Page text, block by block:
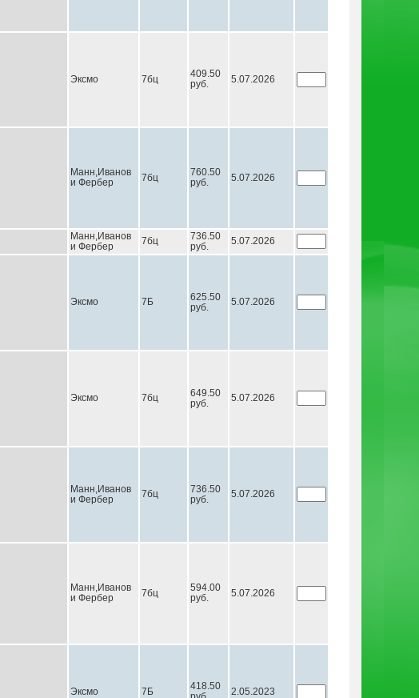
Эксмо 7бц
409.50
руб.
5.07.2026
Манн,Иванов
и Фербер
7бц
760.50
руб.
5.07.2026
Манн,Иванов
и Фербер
7бц
736.50
руб.
5.07.2026
Эксмо 7Б
625.50
руб.
5.07.2026
Эксмо 7бц
649.50
руб.
5.07.2026
Манн,Иванов
и Фербер
7бц
736.50
руб.
5.07.2026
Манн,Иванов
и Фербер
7бц
594.00
руб.
5.07.2026
Эксмо 7Б
418.50
2.05.2023